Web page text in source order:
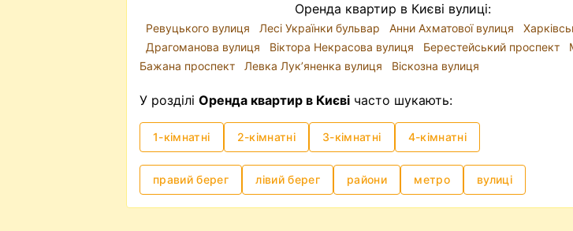
вперше обираєте квартиру для оренди довготривало, то опція з
близькістю до метро - буде в приоритеті.
Ціни на оренду квартир у Києві формує традиційно високий
зараз (2025р.) він трохи змістився в сторону Заходу України, а
локація та стан квартири. Зняти квартиру у Києві можна на
гаманець: як відсносно недорого так і квартиру бізнес чи люкс
ціна може коливатися від 8 тис. грн і до 15-20 тисяч доларів на
Оренда квартири без посередників недорого
Таке питання виникає доволі часто —зняти квартиру без
справді - чи потрібен посередник, в даному випадку ріелтер, для
сплачувати додаткові кошти? Ви можете самостійно знайти
Оренда квартир в Києві вулиці:
Ревуцького вулиця Лесі Українки бульвар Анни Ахматової вулиця
Драгоманова вулиця
Віктора Некрасова вулиця Берестейський проспект
Бажана проспект
Левка Лукʼяненка вулиця Віскозна вулиця
У розділі Оренда квартир в Києві часто шукають:
1-кімнатні 2-кімнатні 3-кімнатні 4-кімнатні
правий берег лівий берег райони метро вулиці